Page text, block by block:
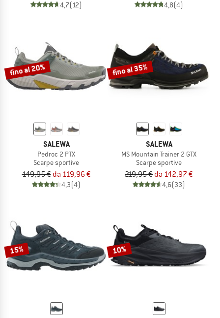
4,7(12) 4,8(4)
fino al 20%
SALEWA
Pedroc 2 PTX
Scarpe sportive
149,95 € da 119,96 €
4,3(4)
fino al 35%
SALEWA
MS Mountain Trainer 2 GTX
Scarpe sportive
219,95 € da 142,97 €
4,6(33)
15% 10%